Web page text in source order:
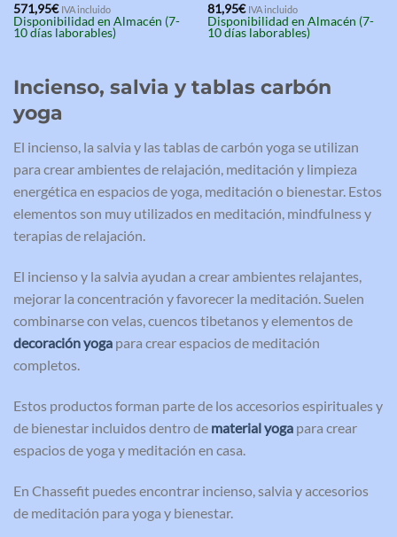
Valorado
con4.67
de 5
571,95€ IVA incluido
Disponibilidad en Almacén (7-
10 días laborables)
Valorado
con5.00
de 5
81,95€ IVA incluido
Disponibilidad en Almacén (7-
10 días laborables)
Incienso, salvia y tablas carbón
yoga
El incienso, la salvia y las tablas de carbón yoga se utilizan
para crear ambientes de relajación, meditación y limpieza
energética en espacios de yoga, meditación o bienestar. Estos
elementos son muy utilizados en meditación, mindfulness y
terapias de relajación.
El incienso y la salvia ayudan a crear ambientes relajantes,
mejorar la concentración y favorecer la meditación. Suelen
combinarse con velas, cuencos tibetanos y elementos de
decoración yoga para crear espacios de meditación
completos.
Estos productos forman parte de los accesorios espirituales y
de bienestar incluidos dentro de material yoga para crear
espacios de yoga y meditación en casa.
En Chassefit puedes encontrar incienso, salvia y accesorios
de meditación para yoga y bienestar.